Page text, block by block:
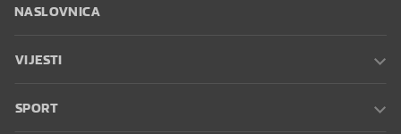
NASLOVNICA
VIJESTI
SPORT